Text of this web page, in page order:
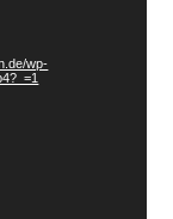
wp-